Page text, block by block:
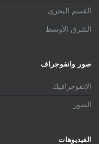
القسم البحري
الشرق الأوسط
صور وانفوجراف
الإنفوجرافيك
الصور
الفيديوهات